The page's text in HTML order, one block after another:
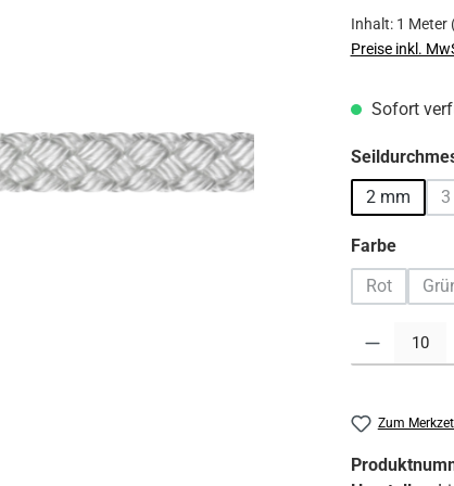
Inhalt: 1 Meter
Preise inkl.
Sofort
2 mm
Farbe
Rot
Produkt
Zum